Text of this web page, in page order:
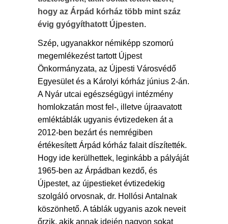
hogy az Árpád kórház több mint száz
évig gyógyíthatott Újpesten.
Szép, ugyanakkor némiképp szomorú
megemlékezést tartott Újpest
Önkormányzata, az Újpesti Városvédő
Egyesület és a Károlyi kórház június 2-án.
A Nyár utcai egészségügyi intézmény
homlokzatán most fel-, illetve újraavatott
emléktáblák ugyanis évtizedeken át a
2012-ben bezárt és nemrégiben
értékesített Árpád kórház falait díszítették.
Hogy ide kerülhettek, leginkább a pályáját
1965-ben az Árpádban kezdő, és
Újpestet, az újpestieket évtizedekig
szolgáló orvosnak, dr. Hollósi Antalnak
köszönhető. A táblák ugyanis azok neveit
őrzik, akik annak idején nagyon sokat